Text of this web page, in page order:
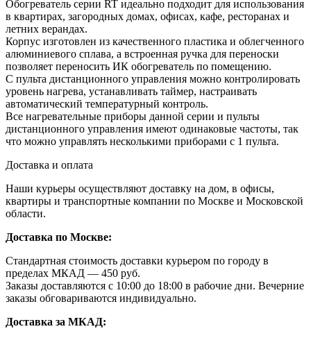
Обогреватель серии RT идеально подходит для использования
в квартирах, загородных домах, офисах, кафе, ресторанах и
летних верандах.
Корпус изготовлен из качественного пластика и облегченного
алюминиевого сплава, а встроенная ручка для переноски
позволяет переносить ИК обогреватель по помещению.
С пульта дистанционного управления можно контролировать
уровень нагрева, устанавливать таймер, настраивать
автоматический температурный контроль.
Все нагревательные приборы данной серии и пульты
дистанционного управления имеют одинаковые частоты, так
что можно управлять несколькими приборами с 1 пульта.
Доставка и оплата
Наши курьеры осуществляют доставку на дом, в офисы,
квартиры и транспортные компании по Москве и Московской
области.
Доставка по Москве:
Стандартная стоимость доставки курьером по городу в
пределах МКАД — 450 руб.
Заказы доставляются с 10:00 до 18:00 в рабочие дни. Вечерние
заказы обговариваются индивидуально.
Доставка за МКАД: